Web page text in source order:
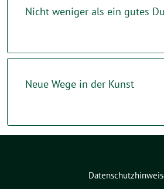
Nicht weniger als ein gutes
Neue Wege in der Kunst